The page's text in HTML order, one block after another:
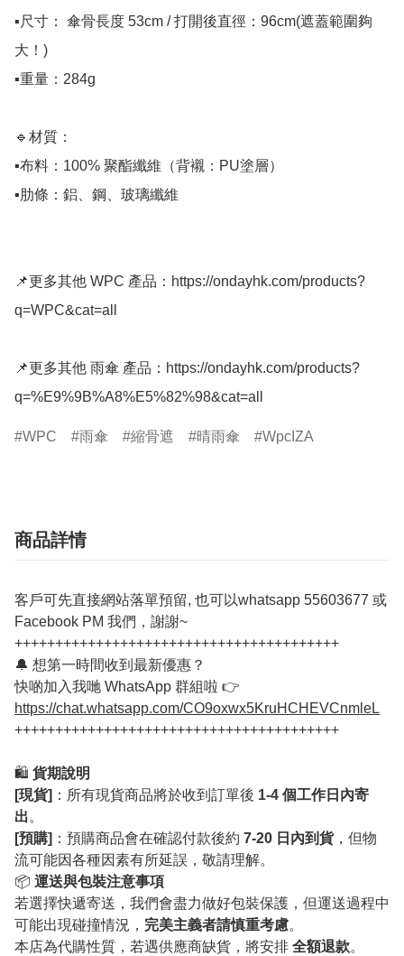
▪️尺寸： 傘骨長度 53cm / 打開後直徑：96cm(遮蓋範圍夠
大！)
▪️重量：284g
🔹材質：
▪️布料：100% 聚酯纖維（背襯：PU塗層）
▪️肋條：鋁、鋼、玻璃纖維
📌更多其他 WPC 產品：https://ondayhk.com/products?
q=WPC&cat=all
📌更多其他 雨傘 產品：https://ondayhk.com/products?
WPC 雨傘 縮骨遮 晴雨傘 WpcIZA
商品詳情
客戶可先直接網站落單預留, 也可以whatsapp 55603677 或
Facebook PM 我們，謝謝~
++++++++++++++++++++++++++++++++++++++++
🔔 想第一時間收到最新優惠？
快啲加入我哋 WhatsApp 群組啦 👉
https://chat.whatsapp.com/CO9oxwx5KruHCHEVCnmleL
++++++++++++++++++++++++++++++++++++++++
🛍️ 貨期說明
[現貨] ：所有現貨商品將於收到訂單後 1-4 個工作日內寄
出。
[預購] ：預購商品會在確認付款後約 7-20 日內到貨，但物
流可能因各種因素有所延誤，敬請理解。
📦 運送與包裝注意事項
若選擇快遞寄送，我們會盡力做好包裝保護，但運送過程中
可能出現碰撞情況， 完美主義者請慎重考慮。
本店為代購性質，若遇供應商缺貨，將安排 全額退款。